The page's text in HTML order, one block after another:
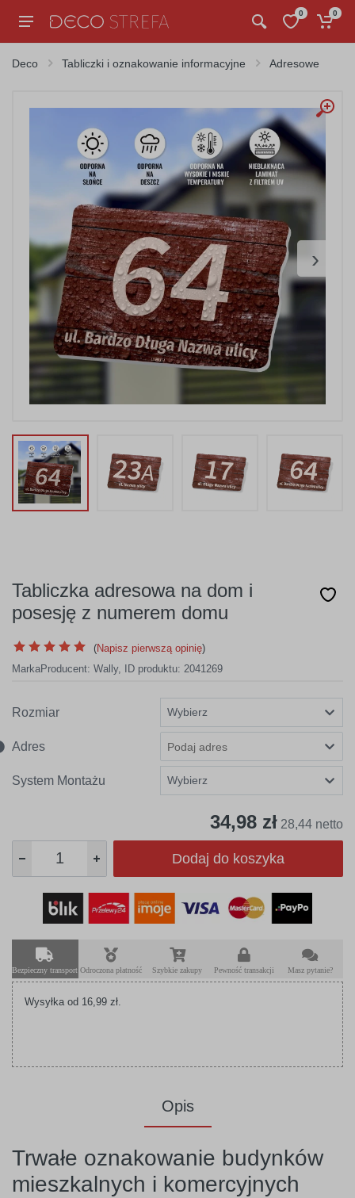
0 0
Deco Tabliczki i oznakowanie informacyjne Adresowe
›
Tabliczka adresowa na dom i
posesję z numerem domu
(Napisz pierwszą opinię)
MarkaProducent: Wally, ID produktu: 2041269
Rozmiar
Adres
System Montażu
34,98 zł 28,44 netto
Dodaj do koszyka
Bezpieczny transport Odroczona płatność Szybkie zakupy Pewność transakcji Masz pytanie?
Wysyłka od 16,99 zł.
Opis
Trwałe oznakowanie budynków
mieszkalnych i komercyjnych